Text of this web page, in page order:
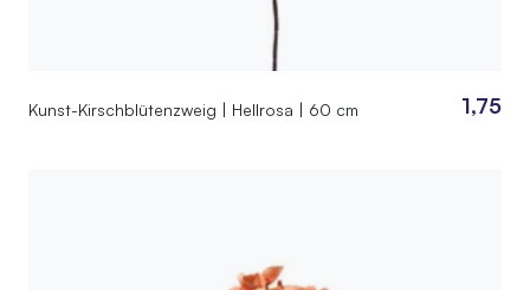
Kunst-Kirschblütenzweig | Hellrosa | 60 cm 1,75